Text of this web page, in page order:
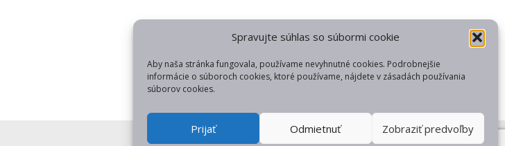
Spravujte súhlas so súbormi cookie
Aby naša stránka fungovala, používame nevyhnutné cookies. Podrobnejšie
informácie o súboroch cookies, ktoré používame, nájdete v zásadách používania
súborov cookies.
Prijať Odmietnuť Zobraziť predvoľby
web od gfxpulse